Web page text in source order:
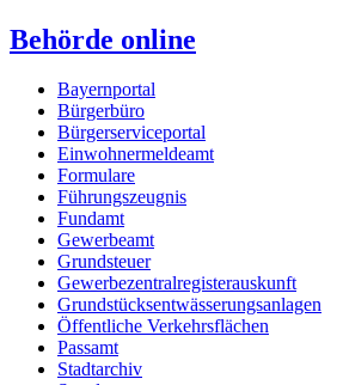
Behörde online
Bayernportal
Bürgerbüro
Bürgerserviceportal
Einwohnermeldeamt
Formulare
Führungszeugnis
Fundamt
Gewerbeamt
Grundsteuer
Gewerbezentralregisterauskunft
Grundstücksentwässerungsanlagen
Öffentliche Verkehrsflächen
Passamt
Stadtarchiv